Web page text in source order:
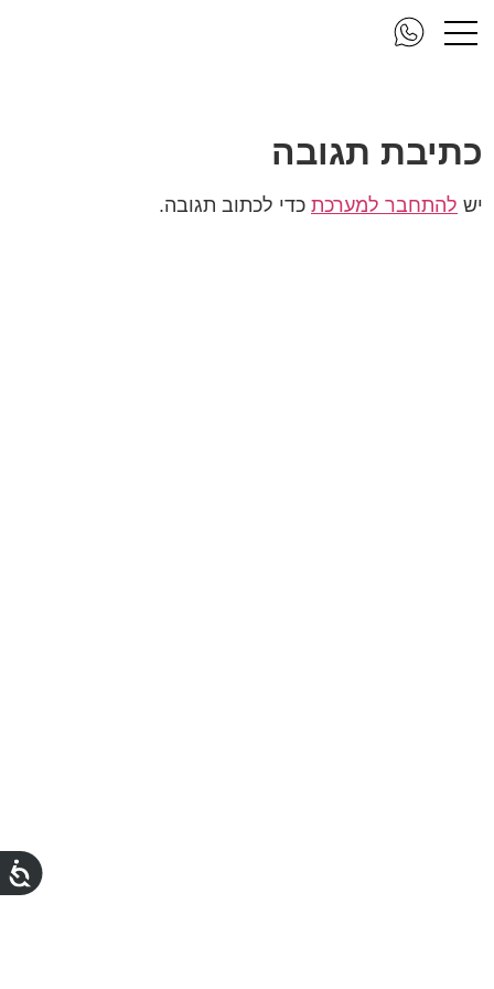
folger final3
כתיבת תגובה
יש להתחבר למערכת כדי לכתוב תגובה.